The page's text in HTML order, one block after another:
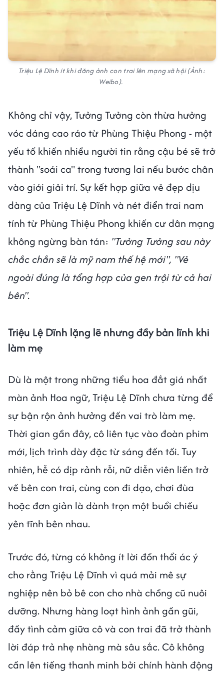
Triệu Lệ Dĩnh ít khi đăng ảnh con trai lên mạng xã hội (Ảnh:
Weibo).
Không chỉ vậy, Tưởng Tưởng còn thừa hưởng
vóc dáng cao ráo từ Phùng Thiệu Phong - một
yếu tố khiến nhiều người tin rằng cậu bé sẽ trở
thành "soái ca" trong tương lai nếu bước chân
vào giới giải trí. Sự kết hợp giữa vẻ đẹp dịu
dàng của Triệu Lệ Dĩnh và nét điển trai nam
tính từ Phùng Thiệu Phong khiến cư dân mạng
không ngừng bàn tán: "Tưởng Tưởng sau này
chắc chắn sẽ là mỹ nam thế hệ mới", "Vẻ
ngoài đúng là tổng hợp của gen trội từ cả hai
bên".
Triệu Lệ Dĩnh lặng lẽ nhưng đầy bản lĩnh khi
làm mẹ
Dù là một trong những tiểu hoa đắt giá nhất
màn ảnh Hoa ngữ, Triệu Lệ Dĩnh chưa từng để
sự bận rộn ảnh hưởng đến vai trò làm mẹ.
Thời gian gần đây, cô liên tục vào đoàn phim
mới, lịch trình dày đặc từ sáng đến tối. Tuy
nhiên, hễ có dịp rảnh rỗi, nữ diễn viên liền trở
về bên con trai, cùng con đi dạo, chơi đùa
hoặc đơn giản là dành trọn một buổi chiều
yên tĩnh bên nhau.
Trước đó, từng có không ít lời đồn thổi ác ý
cho rằng Triệu Lệ Dĩnh vì quá mải mê sự
nghiệp nên bỏ bê con cho nhà chồng cũ nuôi
dưỡng. Nhưng hàng loạt hình ảnh gần gũi,
đầy tình cảm giữa cô và con trai đã trở thành
lời đáp trả nhẹ nhàng mà sâu sắc. Cô không
cần lên tiếng thanh minh bởi chính hành động